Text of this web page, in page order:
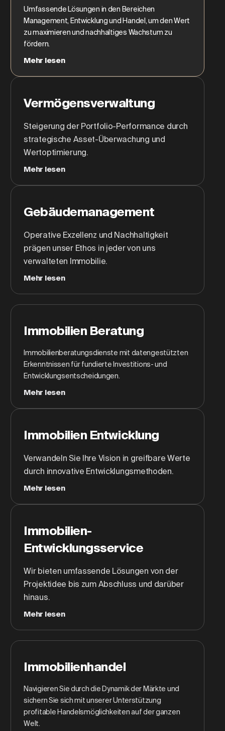
Umfassende Lösungen in den Bereichen
Management, Entwicklung und Handel, um den Wert
zu maximieren und nachhaltiges Wachstum zu
fördern.
Mehr lesen
Vermögensverwaltung
Steigerung der Portfolio-Performance durch
strategische Asset-Überwachung und
Wertoptimierung.
Mehr lesen
Gebäudemanagement
Operative Exzellenz und Nachhaltigkeit
prägen unser Ethos in jeder von uns
verwalteten Immobilie.
Mehr lesen
Immobilien Beratung
Immobilienberatungsdienste mit datengestützten
Erkenntnissen für fundierte Investitions- und
Entwicklungsentscheidungen.
Mehr lesen
Immobilien Entwicklung
Verwandeln Sie Ihre Vision in greifbare Werte
durch innovative Entwicklungsmethoden.
Mehr lesen
Immobilien-
Entwicklungsservice
Wir bieten umfassende Lösungen von der
Projektidee bis zum Abschluss und darüber
hinaus.
Mehr lesen
Immobilienhandel
Navigieren Sie durch die Dynamik der Märkte und
sichern Sie sich mit unserer Unterstützung
profitable Handelsmöglichkeiten auf der ganzen
Welt.